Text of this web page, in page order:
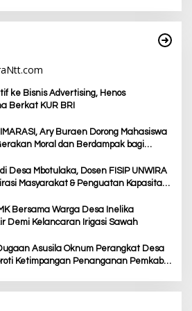
ke Bisnis Advertising, Henos
Berkat KUR BRI
Ary Buraen Dorong Mahasiswa
Moral dan Berdampak bagi
Desa Mbotulaka, Dosen FISIP UNWIRA
Masyarakat & Penguatan Kapasitas
Bersama Warga Desa Inelika
Demi Kelancaran Irigasi Sawah
Asusila Oknum Perangkat Desa
Ketimpangan Penanganan Pemkab